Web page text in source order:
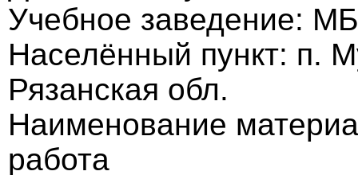
Учебное заведение:
Населённый пункт: п.
Рязанская обл.
Наименование
работа